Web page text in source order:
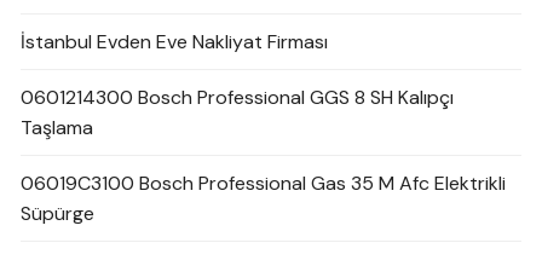
İstanbul Evden Eve Nakliyat Firması
0601214300 Bosch Professional GGS 8 SH Kalıpçı
Taşlama
06019C3100 Bosch Professional Gas 35 M Afc Elektrikli
Süpürge